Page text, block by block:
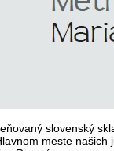
slovenský
meste našich